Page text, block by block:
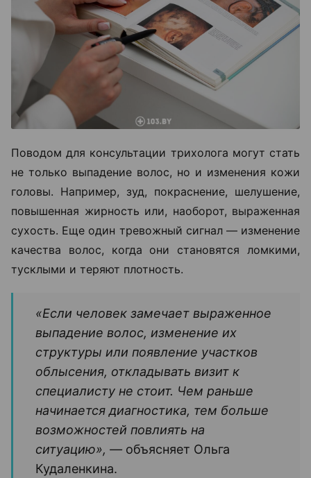
Поводом для консультации трихолога могут стать
не только выпадение волос, но и изменения кожи
головы. Например, зуд, покраснение, шелушение,
повышенная жирность или, наоборот, выраженная
сухость. Еще один тревожный сигнал — изменение
качества волос, когда они становятся ломкими,
тусклыми и теряют плотность.
«Если человек замечает выраженное
выпадение волос, изменение их
структуры или появление участков
облысения, откладывать визит к
специалисту не стоит. Чем раньше
начинается диагностика, тем больше
возможностей повлиять на
ситуацию», — объясняет Ольга
Кудаленкина.